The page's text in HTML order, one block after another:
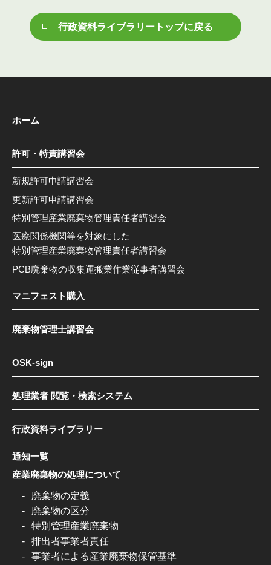
行政資料ライブラリートップに戻る
ホーム
許可・特責講習会
新規許可申請講習会
更新許可申請講習会
特別管理産業廃棄物管理責任者講習会
医療関係機関等を対象にした
特別管理産業廃棄物管理責任者講習会
PCB廃棄物の収集運搬業作業従事者講習会
マニフェスト購入
廃棄物管理士講習会
OSK-sign
処理業者 閲覧・検索システム
行政資料ライブラリー
通知一覧
産業廃棄物の処理について
廃棄物の定義
廃棄物の区分
特別管理産業廃棄物
排出者事業者責任
事業者による産業廃棄物保管基準